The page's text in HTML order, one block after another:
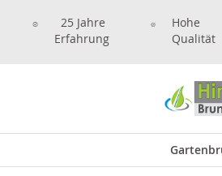
25 Jahre
Erfahrung
Hohe
Qualität